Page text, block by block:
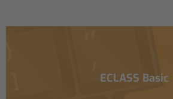
ECLASS Basic